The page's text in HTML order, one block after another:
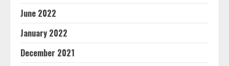
June 2022
January 2022
December 2021